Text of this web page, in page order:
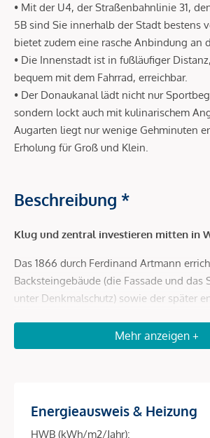
• Mit der U4, der Straßenbahnlinie 31,
5B sind Sie innerhalb der Stadt bestens
bietet zudem eine rasche Anbindung an
• Die Innenstadt ist in fußläufiger
bequem mit dem Fahrrad, erreichbar.
• Der Donaukanal lädt nicht nur
sondern lockt auch mit kulinarischem
Augarten liegt nur wenige Gehminuten
Erholung für Groß und Klein.
Beschreibung *
Klug und zentral investieren mitten in
Das 1866 durch Ferdinand Artmann
Backsteingebäude (die Fassade und das
unter Denkmalschutz) sowie der später
DAS ARTMANN umfasst 75
Mehr anzeigen +
Energieausweis & Heizung
HWB (kWh/m2/Jahr):